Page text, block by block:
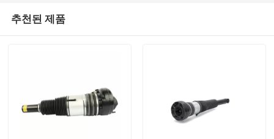
추천된 제품